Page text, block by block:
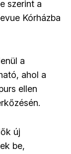
szerint a
Kórházba
a
ahol a
ellen
új
be,